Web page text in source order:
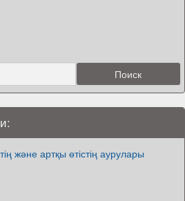
және артқы өтістің аурулары